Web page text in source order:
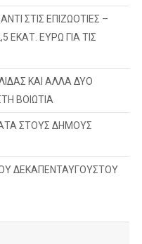
ΣΤΙΣ ΕΠΙΖΩΟΤΙΕΣ –
ΕΚΑΤ. ΕΥΡΩ ΓΙΑ ΤΙΣ
ΚΑΙ ΑΛΛΑ ΔΥΟ
ΒΟΙΩΤΙΑ
ΣΤΟΥΣ ΔΗΜΟΥΣ
ΔΕΚΑΠΕΝΤΑΥΓΟΥΣΤΟΥ